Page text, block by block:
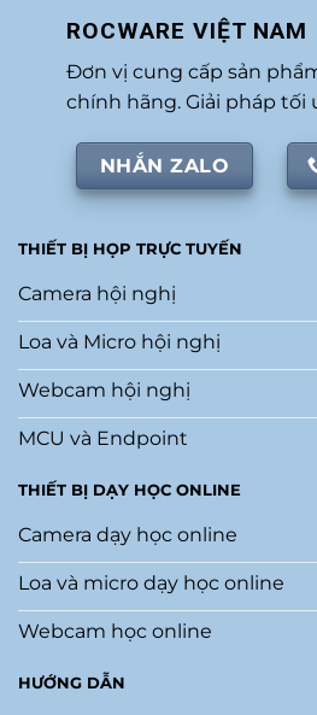
ROCWARE VIỆT NAM
Đơn vị cung cấp sản
chính hãng. Giải pháp tối
NHẮN ZALO
THIẾT BỊ HỌP TRỰC TUYẾN
Camera hội nghị
Loa và Micro hội nghị
Webcam hội nghị
MCU và Endpoint
THIẾT BỊ DẠY HỌC ONLINE
Camera dạy học online
Loa và micro dạy học online
Webcam học online
HƯỚNG DẪN